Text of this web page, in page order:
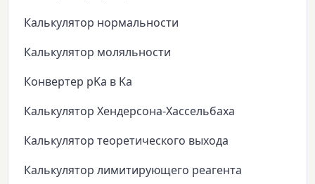
Калькулятор нормальности
Калькулятор моляльности
Конвертер pKa в Ka
Калькулятор Хендерсона-Хассельбаха
Калькулятор теоретического выхода
Калькулятор лимитирующего реагента